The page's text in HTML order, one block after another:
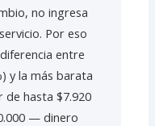
no ingresa
Por eso
entre
y la más barata
de hasta $7.920
— dinero